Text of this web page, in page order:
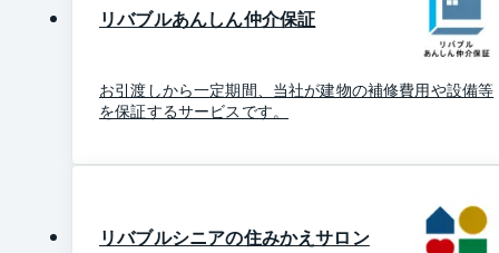
リバブルあんしん仲介保証
お引渡しから一定期間、当社が建物の補修費用や設備等
を保証するサービスです。
リバブルシニアの住みかえサロン